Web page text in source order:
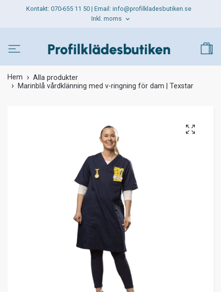
Kontakt: 070-655 11 50 | Email: info@profilkladesbutiken.se
Inkl. moms
Hem
Alla produkter
Marinblå vårdklänning med v-ringning för dam | Texstar